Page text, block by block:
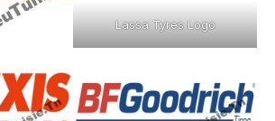
Lassa Tyres Logo